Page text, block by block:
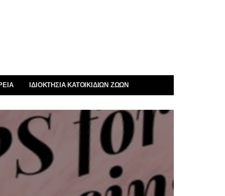
ΙΔΙΟΚΤΗΣΊΑ ΚΑΤΟΙΚΊΔΙΩΝ ΖΏΩΝ